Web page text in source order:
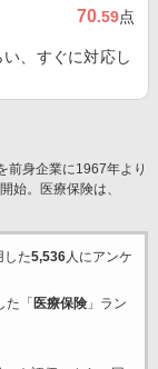
70.59点
、すぐに対応し
前身企業に1967年より
始。医療保険は、
した5,536人にアンケ
た「 医療保険」ラン